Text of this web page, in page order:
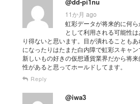
11か月 ago
虹彩データが将来的に何
として利用される可能性
り得ないと思います。目が潰れることも
になったりはたまた白内障で虹彩スキャ
新しいもの好きの仮想通貨業界だから将
性があると思ってホールドしてます。
Reply
@iwa3